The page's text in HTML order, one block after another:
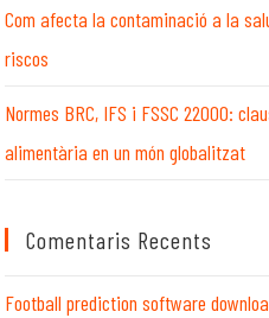
Com afecta la contaminació a la
riscos
Normes BRC, IFS i FSSC 22000:
alimentària en un món globalitzat
Comentaris Recents
Football prediction software